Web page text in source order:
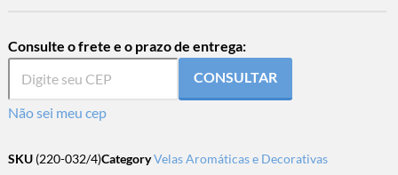
Consulte o frete e o prazo de entrega:
CONSULTAR
Não sei meu cep
SKU (220-032/4)CategoryVelas Aromáticas e Decorativas